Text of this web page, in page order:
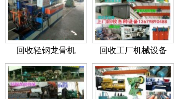
回收轻钢龙骨机 回收工厂机械设备